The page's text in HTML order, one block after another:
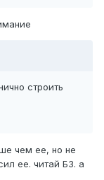
строить
чем ее, но не
ее. читай БЗ. а